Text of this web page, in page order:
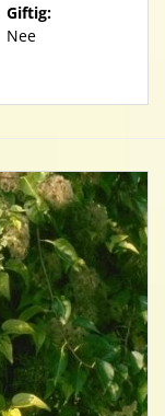
Giftig:
Nee